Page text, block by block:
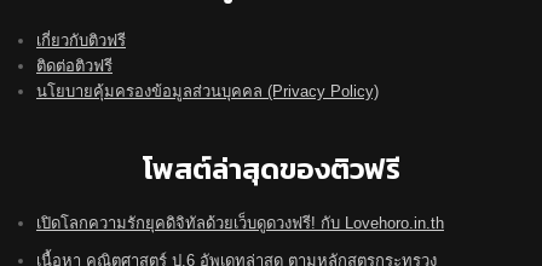
เกี่ยวกับติวฟรี
ติดต่อติวฟรี
นโยบายคุ้มครองข้อมูลส่วนบุคคล (Privacy Policy)
โพสต์ล่าสุดของติวฟรี
เปิดโลกความรักยุคดิจิทัลด้วยเว็บดูดวงฟรี! กับ Lovehoro.in.th
เนื้อหา คณิตศาสตร์ ป.6 อัพเดทล่าสุด ตามหลักสูตรกระทรวง